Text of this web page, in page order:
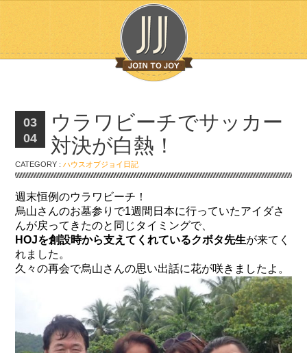
03
04
ウラワビーチでサッカー
対決が白熱！
CATEGORY :ハウスオブジョイ日記
週末恒例のウラワビーチ！
烏山さんのお墓参りで1週間日本に行っていたアイダさ
んが戻ってきたのと同じタイミングで、
HOJを創設時から支えてくれているクボタ先生が来てく
れました。
久々の再会で烏山さんの思い出話に花が咲きましたよ。